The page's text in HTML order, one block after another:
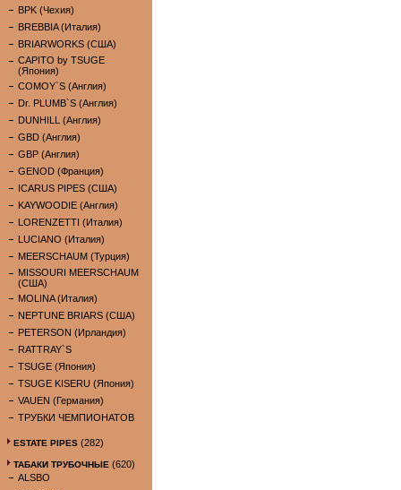
BPK (Чехия)
BREBBIA (Италия)
BRIARWORKS (США)
CAPITO by TSUGE
(Япония)
COMOY`S (Англия)
Dr. PLUMB`S (Англия)
DUNHILL (Англия)
GBD (Англия)
GBP (Англия)
GENOD (Франция)
ICARUS PIPES (США)
KAYWOODIE (Англия)
LORENZETTI (Италия)
LUCIANO (Италия)
MEERSCHAUM (Турция)
MISSOURI MEERSCHAUM
(США)
MOLINA (Италия)
NEPTUNE BRIARS (США)
PETERSON (Ирландия)
RATTRAY`S
TSUGE (Япония)
TSUGE KISERU (Япония)
VAUEN (Германия)
ТРУБКИ ЧЕМПИОНАТОВ
ESTATE PIPES (282)
ТАБАКИ ТРУБОЧНЫЕ (620)
ALSBO